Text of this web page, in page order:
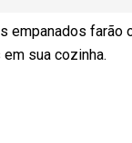
empanados farão
sua cozinha.